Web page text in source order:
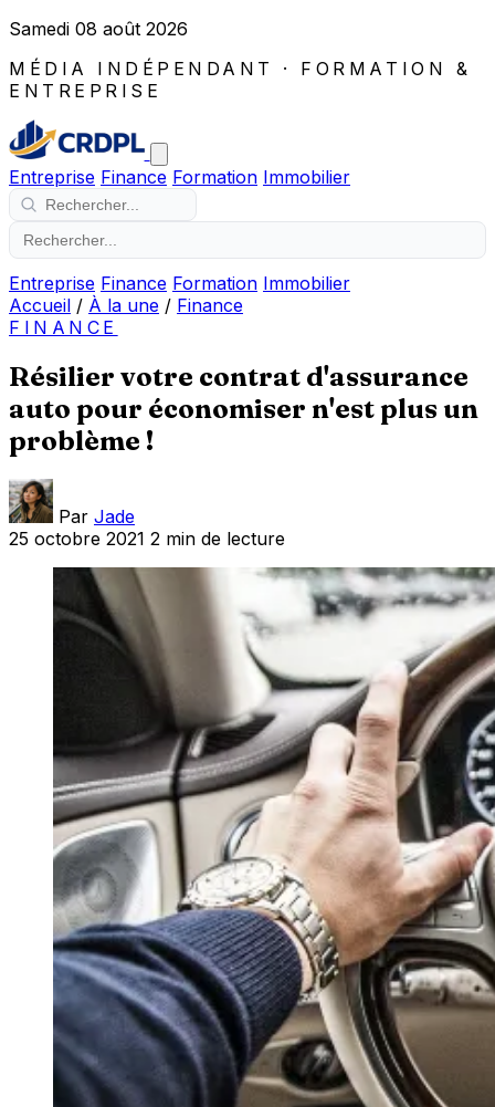
Samedi 08 août 2026
MÉDIA INDÉPENDANT · FORMATION &
ENTREPRISE
Entreprise Finance Formation Immobilier
Entreprise Finance Formation Immobilier
Accueil / À la une / Finance
FINANCE
Résilier votre contrat d'assurance
auto pour économiser n'est plus un
problème !
Par Jade
25 octobre 2021 2 min de lecture